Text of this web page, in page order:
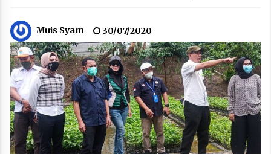
Muis Syam 30/07/2020